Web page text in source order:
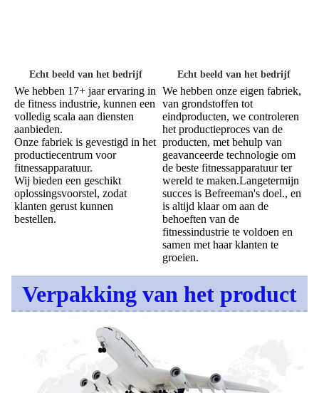
Echt beeld van het bedrijf
We hebben 17+ jaar ervaring in
de fitness industrie, kunnen een
volledig scala aan diensten
aanbieden.
Onze fabriek is gevestigd in het
productiecentrum voor
fitnessapparatuur.
Wij bieden een geschikt
oplossingsvoorstel, zodat
klanten gerust kunnen
bestellen.
Echt beeld van het bedrijf
We hebben onze eigen fabriek,
van grondstoffen tot
eindproducten, we controleren
het productieproces van de
producten, met behulp van
geavanceerde technologie om
de beste fitnessapparatuur ter
wereld te maken.Langetermijn
succes is Befreeman's doel., en
is altijd klaar om aan de
behoeften van de
fitnessindustrie te voldoen en
samen met haar klanten te
groeien.
Verpakking van het product